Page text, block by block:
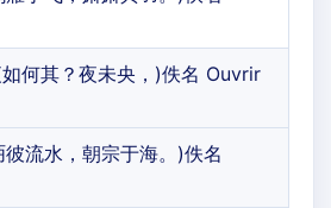
何其？夜未央，)佚名 Ouvrir
流水，朝宗于海。)佚名